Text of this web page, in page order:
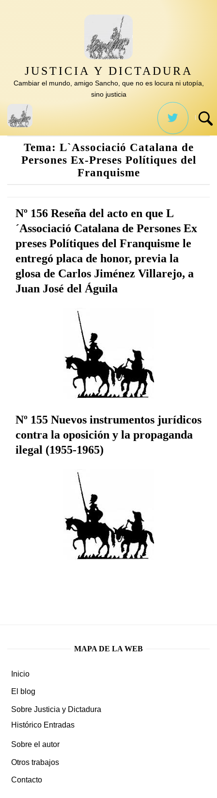
JUSTICIA Y DICTADURA
Cambiar el mundo, amigo Sancho, que no es locura ni utopía,
sino justicia
Tema: L`Associació Catalana de
Persones Ex-Preses Polítiques del
Franquisme
Nº 156 Reseña del acto en que L
´Associació Catalana de Persones Ex
preses Polítiques del Franquisme le
entregó placa de honor, previa la
glosa de Carlos Jiménez Villarejo, a
Juan José del Águila
Nº 155 Nuevos instrumentos jurídicos
contra la oposición y la propaganda
ilegal (1955-1965)
MAPA DE LA WEB
Inicio
El blog
Sobre Justicia y Dictadura
Histórico Entradas
Sobre el autor
Otros trabajos
Contacto